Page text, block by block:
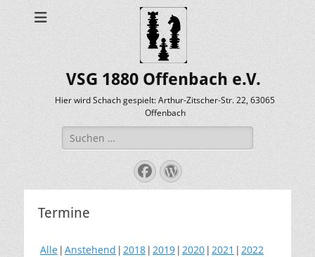
VSG 1880 Offenbach e.V.
Hier wird Schach gespielt: Arthur-Zitscher-Str. 22, 63065
Offenbach
Suche
nach:
Facebook
WordPress
Termine
Alle Anstehend 2018 2019 2020 2021
2022